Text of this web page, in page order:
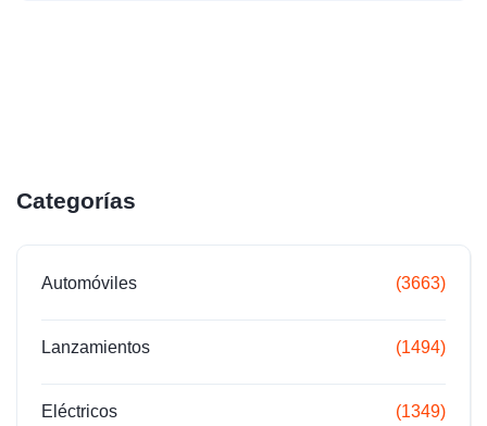
Categorías
Automóviles (3663)
Lanzamientos (1494)
Eléctricos (1349)